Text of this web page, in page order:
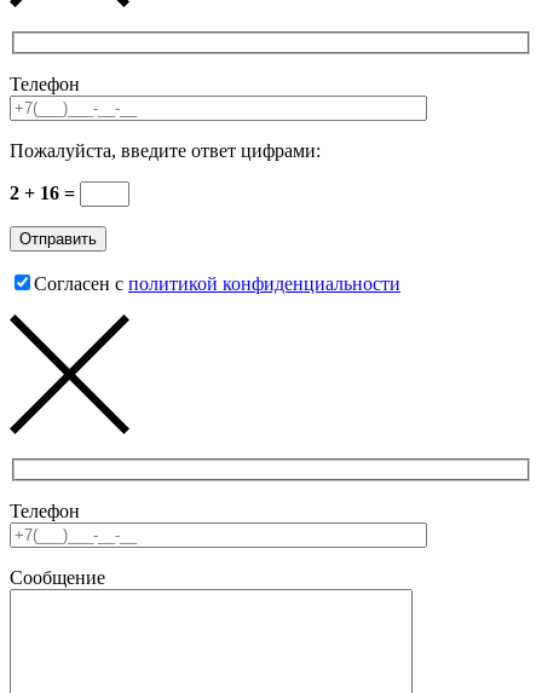
Телефон
Пожалуйста, введите ответ цифрами:
2 + 16 =
Согласен с политикой конфиденциальности
Телефон
Сообщение